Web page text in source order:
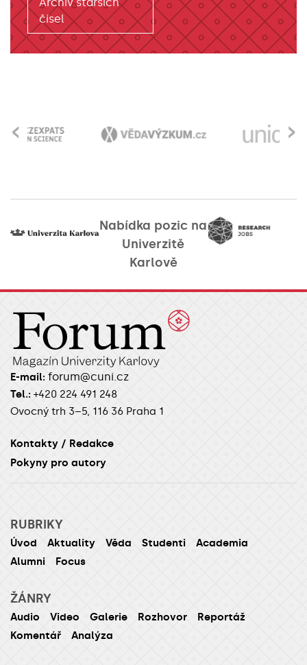
čísel
›
‹
Nabídka pozic na
Univerzitě
Karlově
E-mail: forum@cuni.cz
Tel.: +420 224 491 248
Ovocný trh 3–5, 116 36 Praha 1
Kontakty / Redakce
Pokyny pro autory
RUBRIKY
Úvod Aktuality Věda Studenti
Academia
Alumni
Focus
ŽÁNRY
Audio Video Galerie Rozhovor
Reportáž
Komentář
Analýza